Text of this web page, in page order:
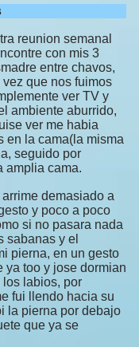
reunion semanal
con mis 3
entre chavos,
que nos fuimos
ver TV y
ambiente aburrido,
ver me habia
en la cama(la misma
seguido por
amplia cama.
demasiado a
y poco a poco
si no pasara nada
sabanas y el
pierna, en un gesto
ya too y jose dormian
los labios, por
fui llendo hacia su
la pierna por debajo
que ya se